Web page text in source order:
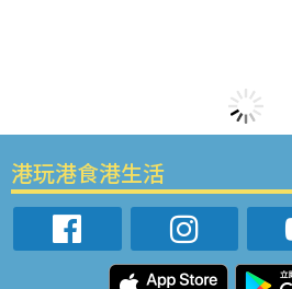
港玩港食港生活